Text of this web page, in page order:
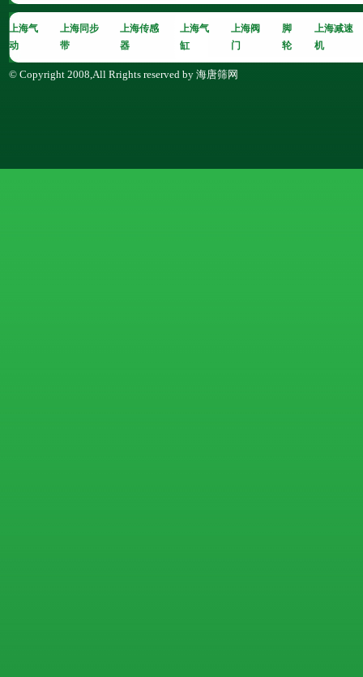
上海气
动
上海同步
带
上海传感
器
上海气
缸
上海阀
门
脚
轮
上海减速
机
© Copyright 2008,All Rrights reserved by 海唐筛网